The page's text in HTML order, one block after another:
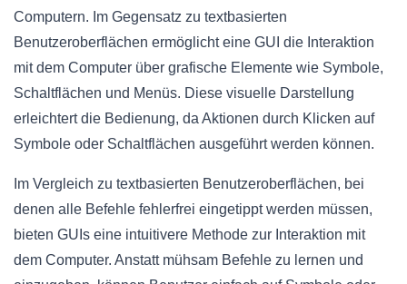
Computern. Im Gegensatz zu textbasierten
Benutzeroberflächen ermöglicht eine GUI die Interaktion
mit dem Computer über grafische Elemente wie Symbole,
Schaltflächen und Menüs. Diese visuelle Darstellung
erleichtert die Bedienung, da Aktionen durch Klicken auf
Symbole oder Schaltflächen ausgeführt werden können.
Im Vergleich zu textbasierten Benutzeroberflächen, bei
denen alle Befehle fehlerfrei eingetippt werden müssen,
bieten GUIs eine intuitivere Methode zur Interaktion mit
dem Computer. Anstatt mühsam Befehle zu lernen und